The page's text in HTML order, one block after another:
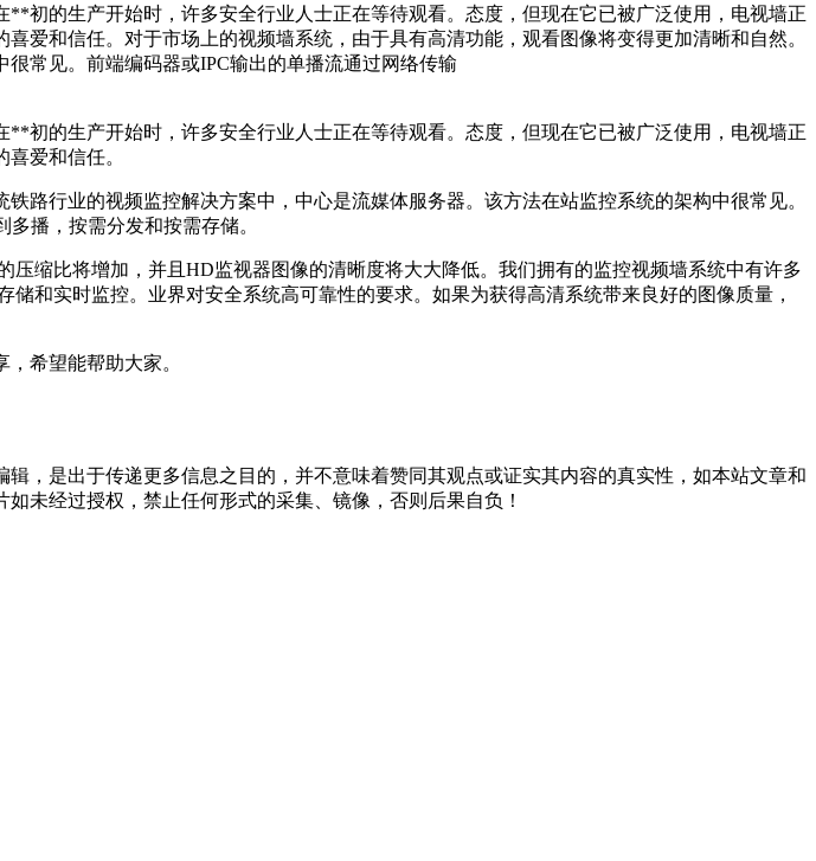
初的生产开始时，许多安全行业人士正在等待观看。态度，但现在它已被广泛使用，电视墙正
爱和信任。对于市场上的视频墙系统，由于具有高清功能，观看图像将变得更加清晰和自然。
常见。前端编码器或IPC输出的单播流通过网络传输
的生产开始时，许多安全行业人士正在等待观看。态度，但现在它已被广泛使用，电视墙正
爱和信任。
行业的视频监控解决方案中，中心是流媒体服务器。该方法在站监控系统的架构中很常见。
播，按需分发和按需存储。
比将增加，并且HD监视器图像的清晰度将大大降低。我们拥有的监控视频墙系统中有许多
和实时监控。业界对安全系统高可靠性的要求。如果为获得高清系统带来良好的图像质量，
希望能帮助大家。
，是出于传递更多信息之目的，并不意味着赞同其观点或证实其内容的真实性，如本站文章和
未经过授权，禁止任何形式的采集、镜像，否则后果自负！